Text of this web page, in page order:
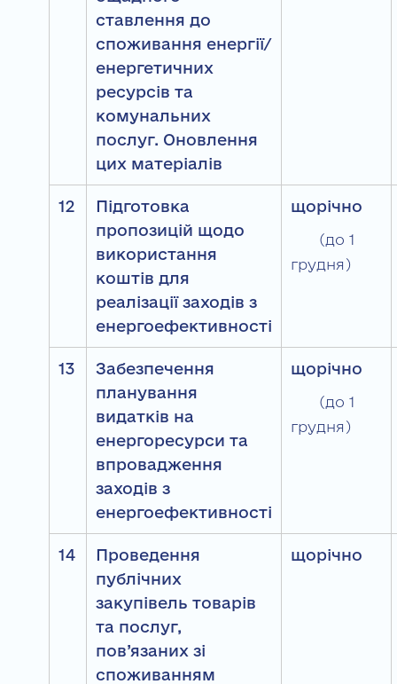
ставлення до
споживання енергії/
енергетичних
ресурсів та
комунальних
послуг. Оновлення
цих матеріалів
12
Підготовка
пропозицій щодо
використання
коштів для
реалізації заходів з
енергоефективності
щорічно
(до 1
грудня)
13
Забезпечення
планування
видатків на
енергоресурси та
впровадження
заходів з
енергоефективності
щорічно
(до 1
грудня)
14
Проведення
публічних
закупівель товарів
та послуг,
пов’язаних зі
споживанням
щорічно